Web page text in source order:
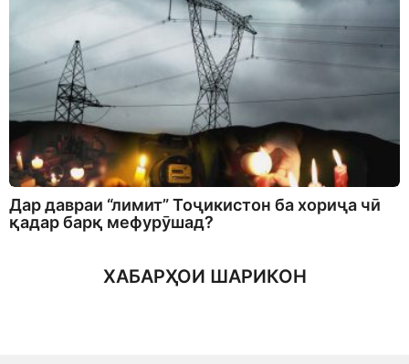
Дар давраи “лимит” Тоҷикистон ба хориҷа чӣ
қадар барқ мефурӯшад?
ХАБАРҲОИ ШАРИКОН